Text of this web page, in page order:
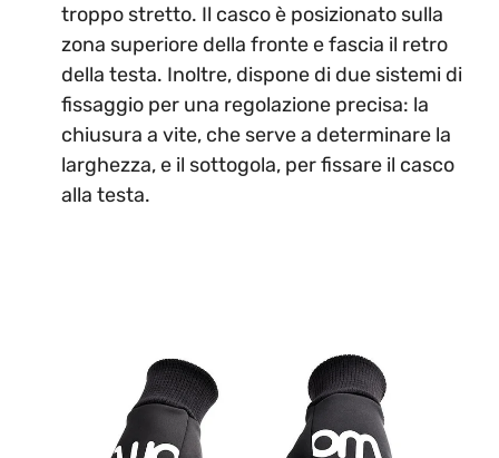
troppo stretto. Il casco è posizionato sulla
zona superiore della fronte e fascia il retro
della testa. Inoltre, dispone di due sistemi di
fissaggio per una regolazione precisa: la
chiusura a vite, che serve a determinare la
larghezza, e il sottogola, per fissare il casco
alla testa.